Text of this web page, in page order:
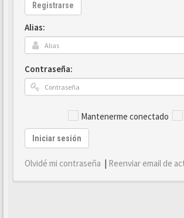
Registrarse
Alias:
Contraseña:
Mantenerme conectado
Iniciar sesión
Olvidé mi contraseña | Reenviar email de